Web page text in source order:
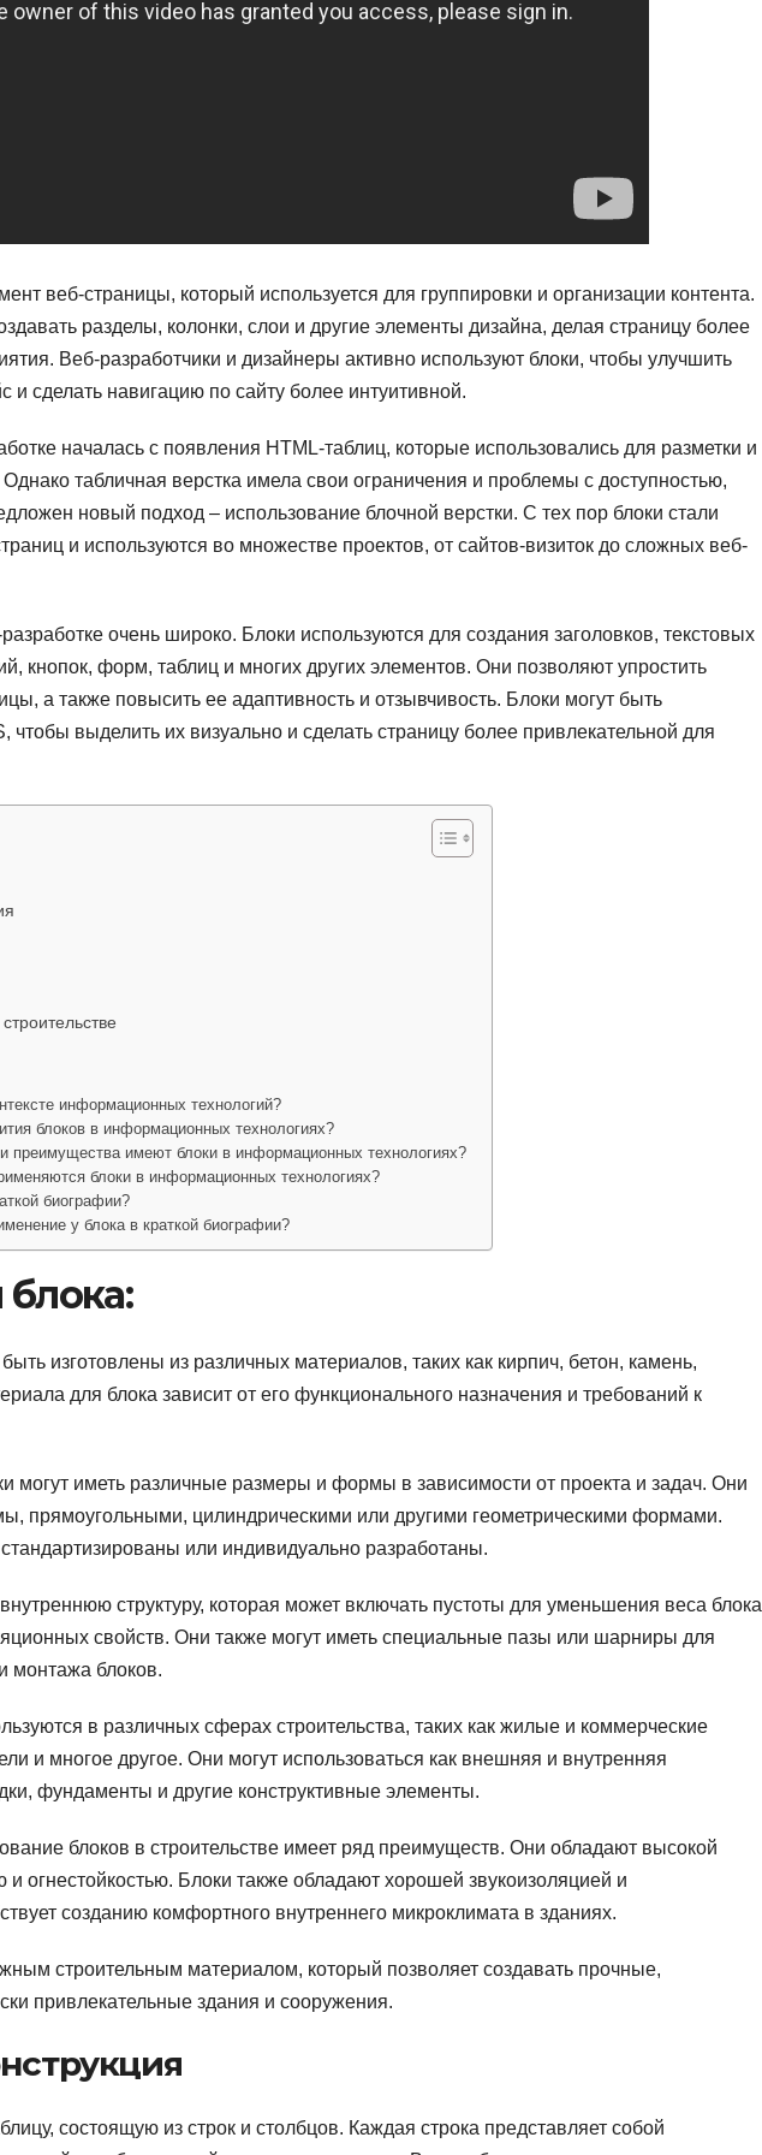
веб-страницы, который используется для группировки и организации контента.
разделы, колонки, слои и другие элементы дизайна, делая страницу более
Веб-разработчики и дизайнеры активно используют блоки, чтобы улучшить
и сделать навигацию по сайту более интуитивной.
началась с появления HTML-таблиц, которые использовались для разметки и
Однако табличная верстка имела свои ограничения и проблемы с доступностью,
новый подход – использование блочной верстки. С тех пор блоки стали
и используются во множестве проектов, от сайтов-визиток до сложных веб-
очень широко. Блоки используются для создания заголовков, текстовых
кнопок, форм, таблиц и многих других элементов. Они позволяют упростить
а также повысить ее адаптивность и отзывчивость. Блоки могут быть
выделить их визуально и сделать страницу более привлекательной для
информационных технологий?
блоков в информационных технологиях?
преимущества имеют блоки в информационных технологиях?
блоки в информационных технологиях?
биографии?
у блока в краткой биографии?
изготовлены из различных материалов, таких как кирпич, бетон, камень,
для блока зависит от его функционального назначения и требований к
могут иметь различные размеры и формы в зависимости от проекта и задач. Они
прямоугольными, цилиндрическими или другими геометрическими формами.
или индивидуально разработаны.
структуру, которая может включать пустоты для уменьшения веса блока
свойств. Они также могут иметь специальные пазы или шарниры для
монтажа блоков.
в различных сферах строительства, таких как жилые и коммерческие
и многое другое. Они могут использоваться как внешняя и внутренняя
фундаменты и другие конструктивные элементы.
блоков в строительстве имеет ряд преимуществ. Они обладают высокой
и огнестойкостью. Блоки также обладают хорошей звукоизоляцией и
созданию комфортного внутреннего микроклимата в зданиях.
строительным материалом, который позволяет создавать прочные,
привлекательные здания и сооружения.
состоящую из строк и столбцов. Каждая строка представляет собой